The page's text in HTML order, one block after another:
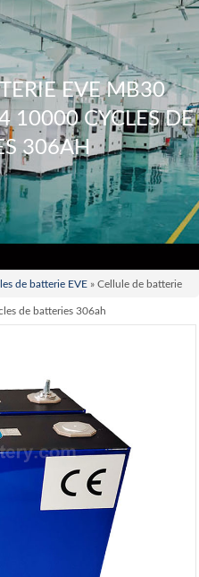
EVE MB30
10000 CYCLES DE
306AH
de batterie EVE» Cellule de batterie
de batteries 306ah